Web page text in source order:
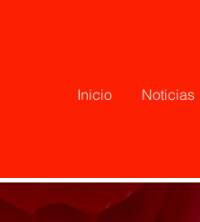
Inicio Noticias